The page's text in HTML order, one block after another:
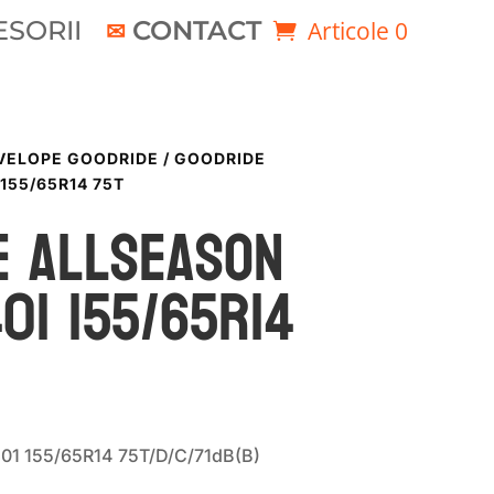
CONTACT Articole 0
GOODRIDE / GOODRIDE
65R14 75T
ALLSEASON
155/65R14
155/65R14 75T/D/C/71dB(B)